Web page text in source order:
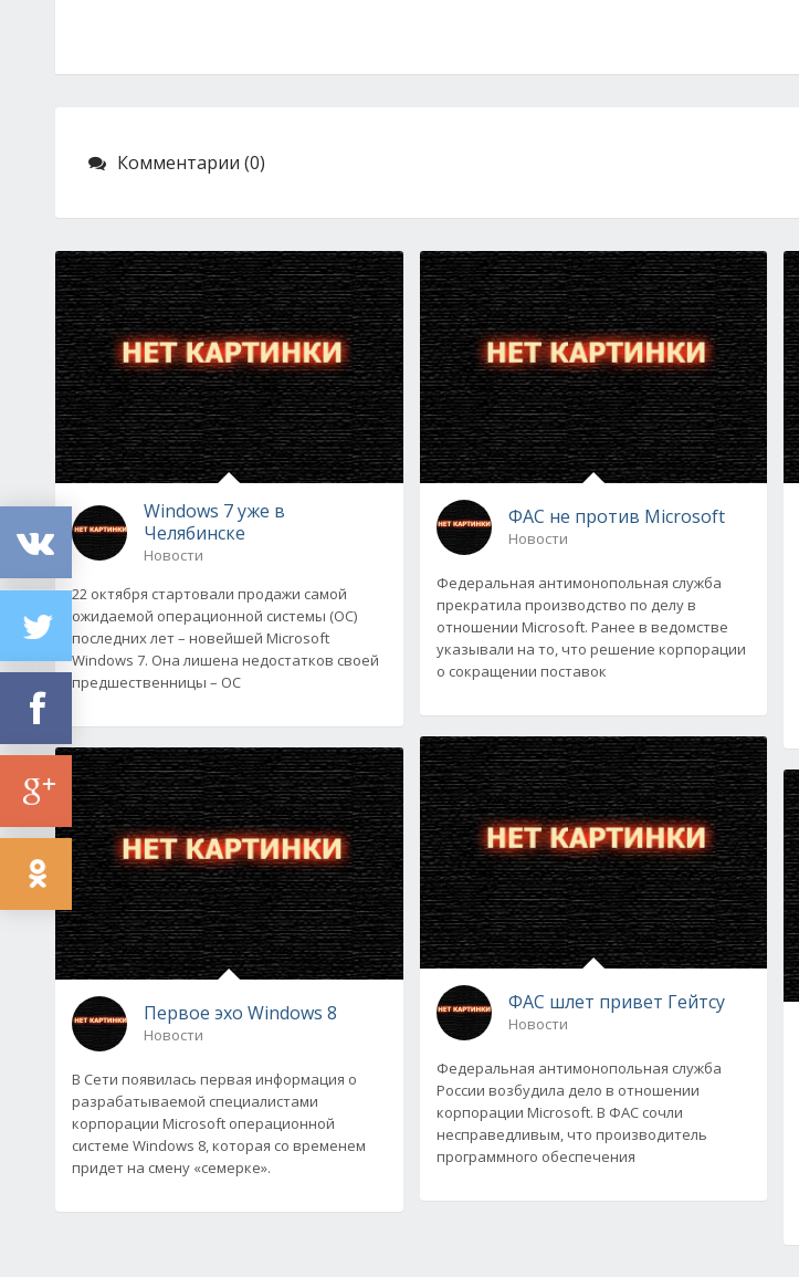
Комментарии (0)
Windows 7 уже в
Челябинске
Новости
22 октября стартовали продажи самой
ожидаемой операционной системы (ОС)
последних лет – новейшей Microsoft
Windows 7. Она лишена недостатков своей
предшественницы – ОС
Первое эхо Windows 8
Новости
В Сети появилась первая информация о
разрабатываемой специалистами
корпорации Microsoft операционной
системе Windows 8, которая со временем
придет на смену «семерке».
ФАС не против Microsoft
Новости
Федеральная антимонопольная служба
прекратила производство по делу в
отношении Microsoft. Ранее в ведомстве
указывали на то, что решение корпорации
о сокращении поставок
ФАС шлет привет Гейтсу
Новости
Федеральная антимонопольная служба
России возбудила дело в отношении
корпорации Microsoft. В ФАС сочли
несправедливым, что производитель
программного обеспечения